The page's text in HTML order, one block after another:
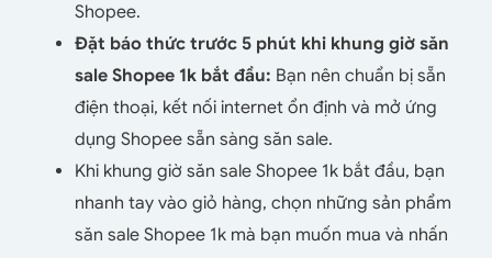
Shopee.
Đặt báo thức trước 5 phút khi khung giờ săn
sale Shopee 1k bắt đầu: Bạn nên chuẩn bị sẵn
điện thoại, kết nối internet ổn định và mở ứng
dụng Shopee sẵn sàng săn sale.
Khi khung giờ săn sale Shopee 1k bắt đầu, bạn
nhanh tay vào giỏ hàng, chọn những sản phẩm
săn sale Shopee 1k mà bạn muốn mua và nhấn